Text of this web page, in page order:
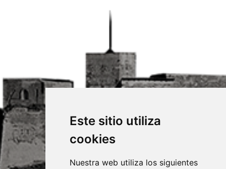
Este sitio utiliza
cookies
Nuestra web utiliza los siguientes